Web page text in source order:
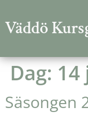
Väddö
Dag: 14
Säsongen